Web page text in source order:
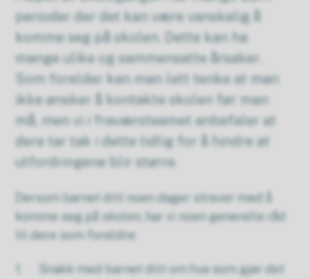
perioder der det kan være vanskelig å
komme seg på skolen. Dette kan ha
mange ulike og sammensatte årsaker.
Som forelder kan man lett tenke at man
ikke ønsker å kontakte skolen før man
må, men vi i fraværsteamet anbefaler at
dere tar tak i dette tidlig for å hindre at
utfordringene blir større.
Dersom barnet ditt noen dager strever med å
komme seg på skolen, har vi noen generelle råd
til dere som foreldre:
1. Snakk med barnet ditt om hva som gjør det